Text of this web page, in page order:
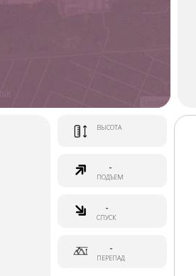
Leaflet
ВЫСОТА
-
ПОДЪЕМ
-
СПУСК
-
ПЕРЕПАД